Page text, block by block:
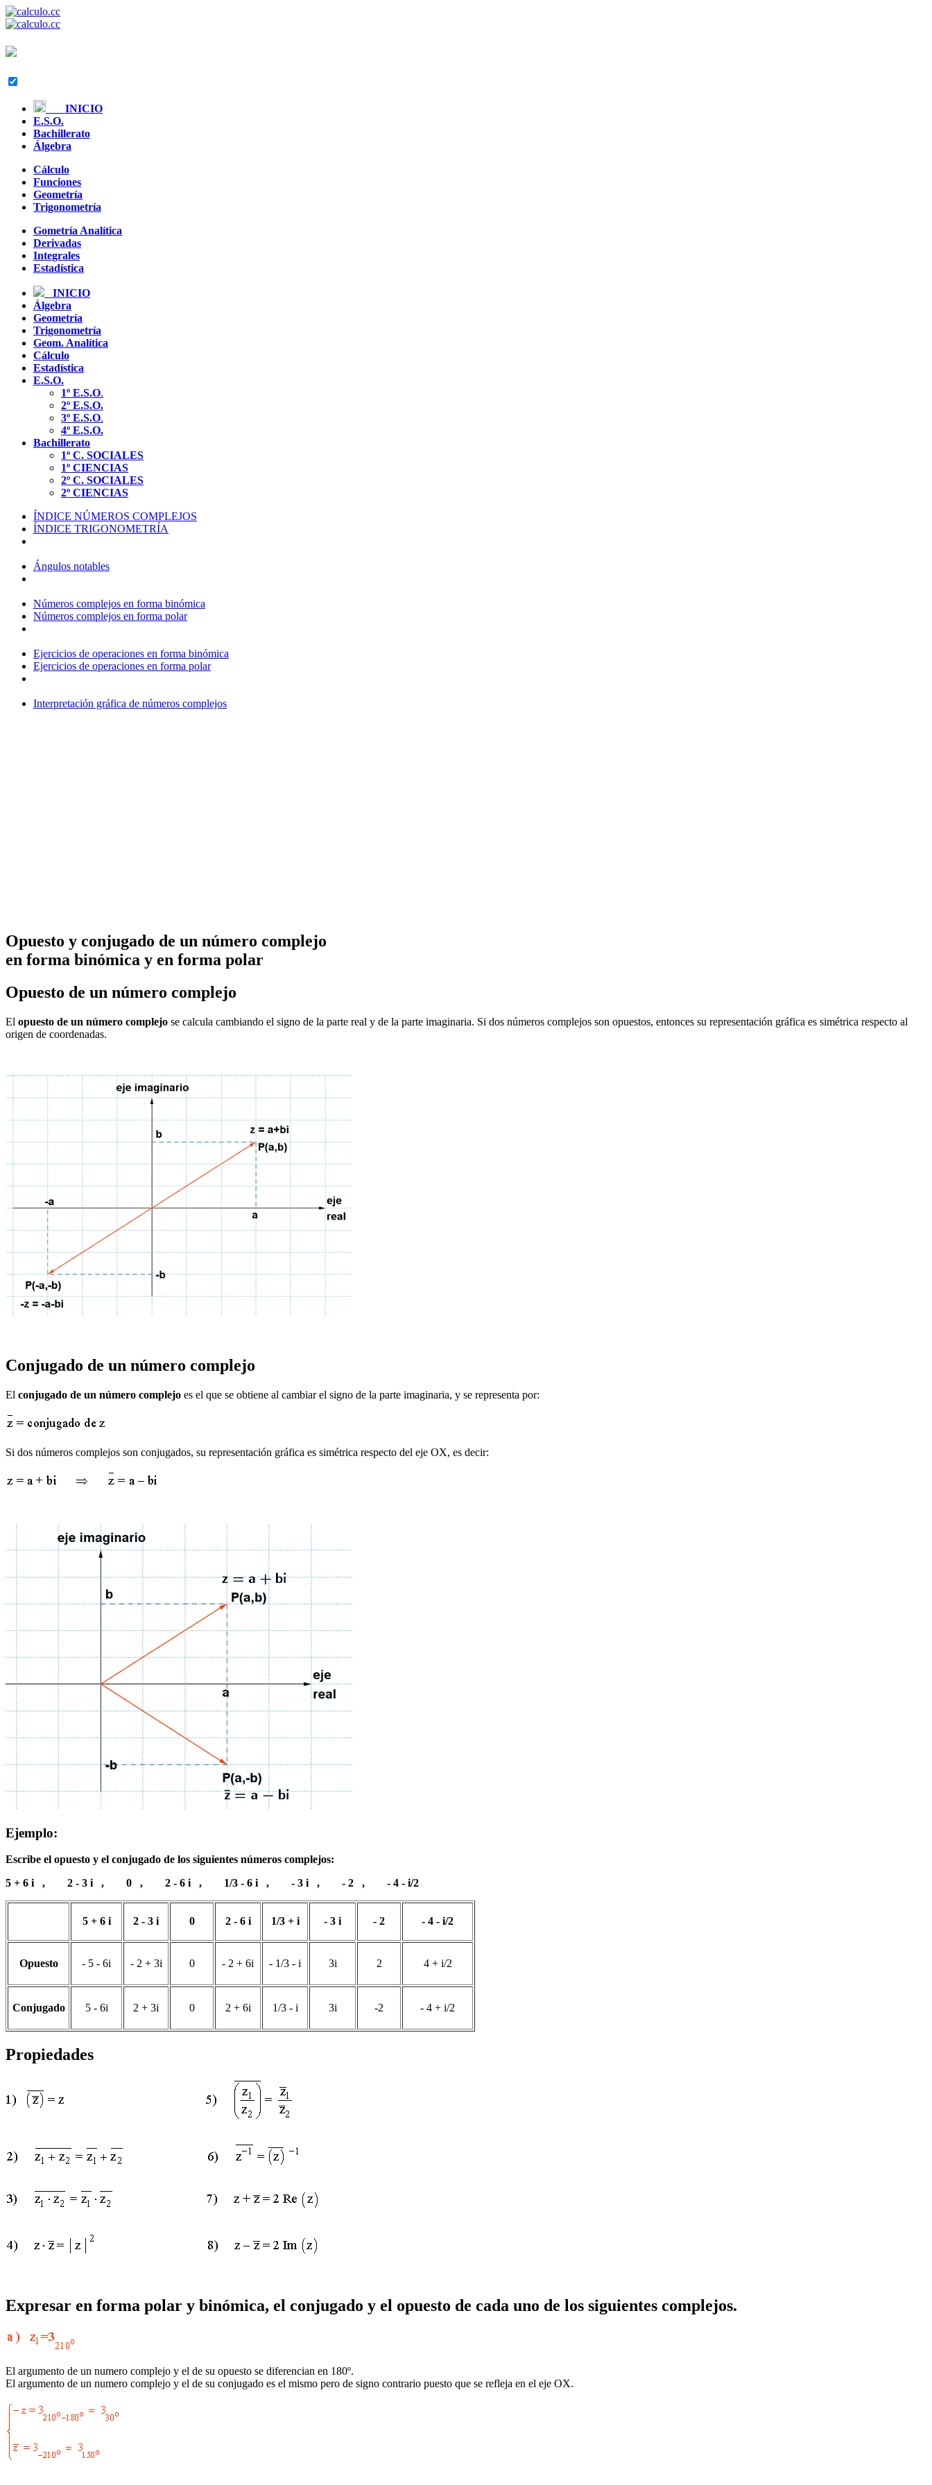
INICIO
E.S.O.
Bachillerato
Álgebra
Cálculo
Funciones
Geometría
Trigonometría
Gometría Analítica
Derivadas
Integrales
Estadística
INICIO
Álgebra
Geometría
Trigonometría
Geom. Analítica
Cálculo
Estadística
E.S.O.
1º E.S.O.
2º E.S.O.
3º E.S.O.
4º E.S.O.
Bachillerato
1º C. SOCIALES
1º CIENCIAS
2º C. SOCIALES
2º CIENCIAS
ÍNDICE NÚMEROS COMPLEJOS
ÍNDICE TRIGONOMETRÍA
Ángulos notables
Números complejos en forma binómica
Números complejos en forma polar
Ejercicios de operaciones en forma binómica
Ejercicios de operaciones en forma polar
Interpretación gráfica de números complejos
Opuesto y conjugado de un número complejo
en forma binómica y en forma polar
Opuesto de un número complejo
El opuesto de un número complejo se calcula cambiando el signo de la parte real y de la parte imaginaria. Si dos números complejos son opuestos, entonces su representación gráfica es simétrica respecto al
origen de coordenadas.
Conjugado de un número complejo
El conjugado de un número complejo es el que se obtiene al cambiar el signo de la parte imaginaria, y se representa por:
Si dos números complejos son conjugados, su representación gráfica es simétrica respecto del eje OX, es decir:
Ejemplo:
Escribe el opuesto y el conjugado de los siguientes números complejos:
5 + 6 i , 2 - 3 i , 0 , 2 - 6 i , 1/3 - 6 i , - 3 i , - 2 , - 4 - i/2
5 + 6 i 2 - 3 i 0 2 - 6 i 1/3 + i - 3 i - 2 - 4 - i/2
Opuesto - 5 - 6i - 2 + 3i 0 - 2 + 6i - 1/3 - i 3i 2 4 + i/2
Conjugado 5 - 6i 2 + 3i 0 2 + 6i 1/3 - i 3i -2 - 4 + i/2
Propiedades
Expresar en forma polar y binómica, el conjugado y el opuesto de cada uno de los siguientes complejos.
El argumento de un numero complejo y el de su opuesto se diferencian en 180º.
El argumento de un numero complejo y el de su conjugado es el mismo pero de signo contrario puesto que se refleja en el eje OX.